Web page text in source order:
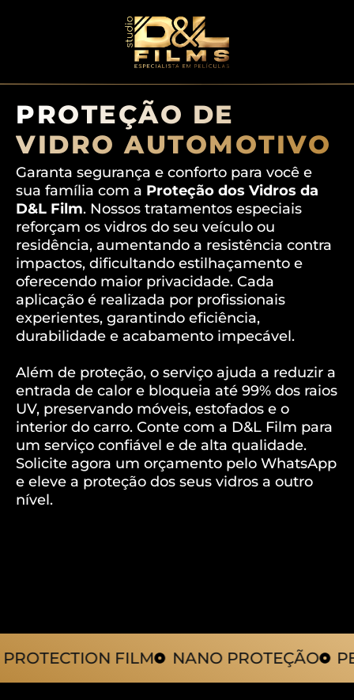
PROTEÇÃO DE
VIDRO AUTOMOTIVO
Garanta segurança e conforto para você e
sua família com a Proteção dos Vidros da
D&L Film. Nossos tratamentos especiais
reforçam os vidros do seu veículo ou
residência, aumentando a resistência contra
impactos, dificultando estilhaçamento e
oferecendo maior privacidade. Cada
aplicação é realizada por profissionais
experientes, garantindo eficiência,
durabilidade e acabamento impecável.
Além de proteção, o serviço ajuda a reduzir a
entrada de calor e bloqueia até 99% dos raios
UV, preservando móveis, estofados e o
interior do carro. Conte com a D&L Film para
um serviço confiável e de alta qualidade.
Solicite agora um orçamento pelo WhatsApp
e eleve a proteção dos seus vidros a outro
nível.
FILM NANO PROTEÇÃO